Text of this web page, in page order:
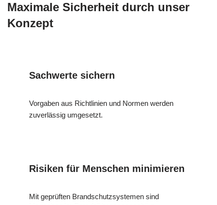
Maximale Sicherheit durch unser
Konzept
Sachwerte sichern
Vorgaben aus Richtlinien und Normen werden
zuverlässig umgesetzt.
Risiken für Menschen minimieren
Mit geprüften Brandschutzsystemen sind